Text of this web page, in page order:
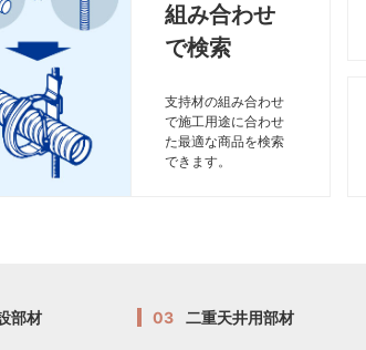
組み合わせ
で検索
支持材の組み合わせ
で施工用途に合わせ
た最適な商品を検索
できます。
部材 03 二重天井用部材